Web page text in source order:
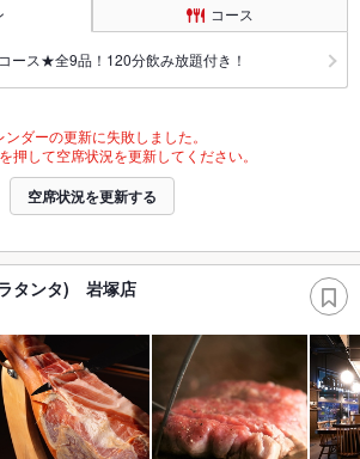
コース
ース★全9品！120分飲み放題付き！
ンダーの更新に失敗しました。
押して空席状況を更新してください。
空席状況を更新する
タンタ) 岩塚店